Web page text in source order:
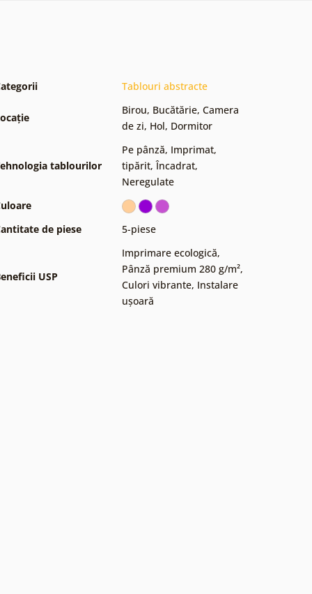
Tablouri abstracte
Birou, Bucătărie, Camera
de zi, Hol, Dormitor
tablourilor
Pe pânză, Imprimat,
tipărit,Încadrat,
Neregulate
de piese
5-piese
USP
Imprimare ecologică,
Pânză premium 280 g/m²,
Culori vibrante, Instalare
ușoară